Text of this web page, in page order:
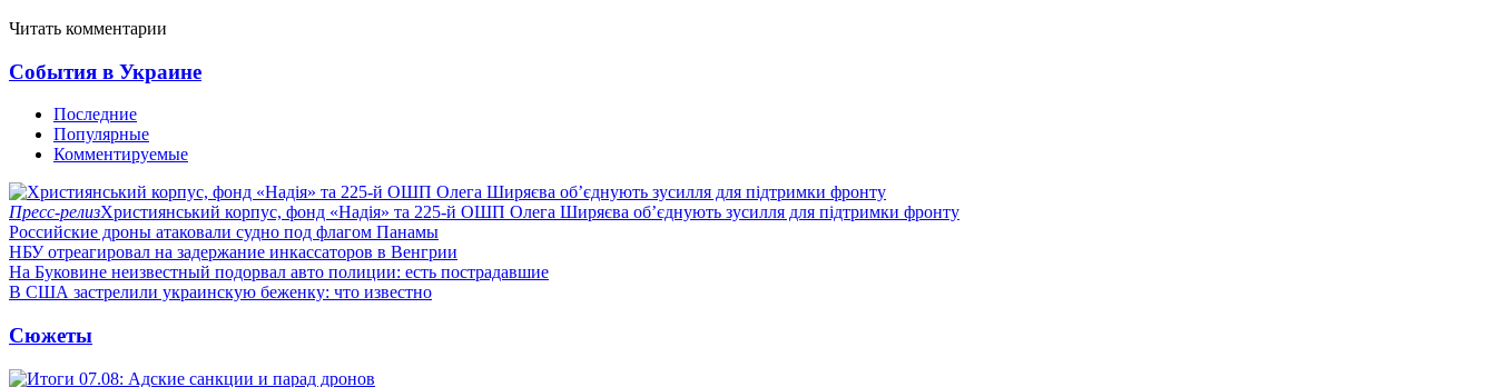
Читать комментарии
События в Украине
Последние
Популярные
Комментируемые
Пресс-релизХристиянський корпус, фонд «Надія» та 225-й ОШП Олега Ширяєва об’єднують зусилля для підтримки фронту
Российские дроны атаковали судно под флагом Панамы
НБУ отреагировал на задержание инкассаторов в Венгрии
На Буковине неизвестный подорвал авто полиции: есть пострадавшие
В США застрелили украинскую беженку: что известно
Сюжеты